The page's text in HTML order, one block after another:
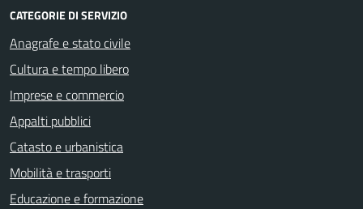
CATEGORIE DI SERVIZIO
Anagrafe e stato civile
Cultura e tempo libero
Imprese e commercio
Appalti pubblici
Catasto e urbanistica
Mobilità e trasporti
Educazione e formazione